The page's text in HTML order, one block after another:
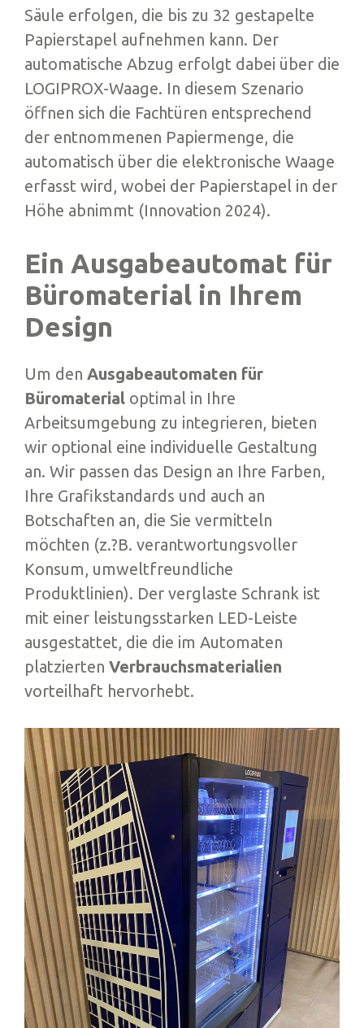
Säule erfolgen, die bis zu 32 gestapelte
Papierstapel aufnehmen kann. Der
automatische Abzug erfolgt dabei über die
LOGIPROX-Waage. In diesem Szenario
öffnen sich die Fachtüren entsprechend
der entnommenen Papiermenge, die
automatisch über die elektronische Waage
erfasst wird, wobei der Papierstapel in der
Höhe abnimmt (Innovation 2024).
Ein Ausgabeautomat für
Büromaterial in Ihrem
Design
Um den Ausgabeautomaten für
Büromaterial optimal in Ihre
Arbeitsumgebung zu integrieren, bieten
wir optional eine individuelle Gestaltung
an. Wir passen das Design an Ihre Farben,
Ihre Grafikstandards und auch an
Botschaften an, die Sie vermitteln
möchten (z.?B. verantwortungsvoller
Konsum, umweltfreundliche
Produktlinien). Der verglaste Schrank ist
mit einer leistungsstarken LED-Leiste
ausgestattet, die die im Automaten
platzierten Verbrauchsmaterialien
vorteilhaft hervorhebt.